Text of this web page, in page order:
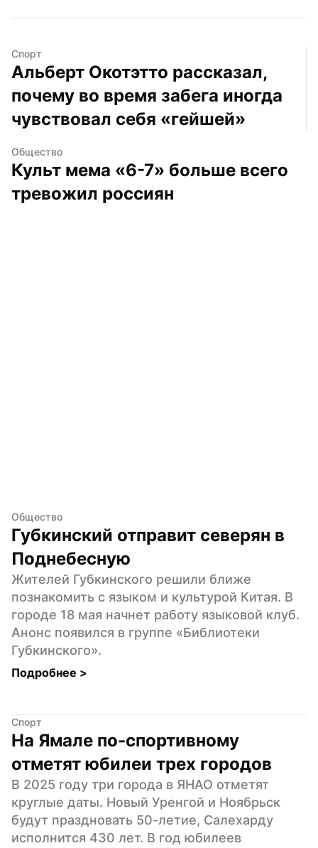
Спорт
Альберт Окотэтто рассказал,
почему во время забега иногда
чувствовал себя «гейшей»
Общество
Культ мема «6-7» больше всего
тревожил россиян
Общество
Губкинский отправит северян в
Поднебесную
Жителей Губкинского решили ближе
познакомить с языком и культурой Китая. В
городе 18 мая начнет работу языковой клуб.
Анонс появился в группе «Библиотеки
Губкинского».
Подробнее >
Спорт
На Ямале по-спортивному
отметят юбилеи трех городов
В 2025 году три города в ЯНАО отметят
круглые даты. Новый Уренгой и Ноябрьск
будут праздновать 50-летие, Салехарду
исполнится 430 лет. В год юбилеев